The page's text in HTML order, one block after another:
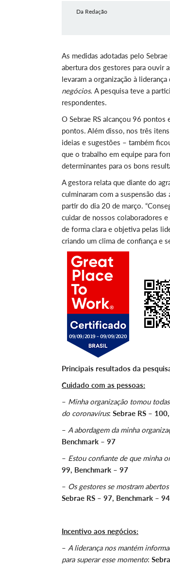
Da Redação
As medidas adotadas pelo
abertura dos gestores para ouvir
levaram a organização à liderança
negócios. A pesquisa teve a
respondentes.
O Sebrae RS alcançou 96
pontos. Além disso, nos três
ideias e sugestões – também
que o trabalho em equipe para
determinantes para os bons
A gestora relata que diante do
culminaram com a suspensão
partir do dia 20 de março.
cuidar de nossos colaboradores
de forma clara e objetiva pelas
criando um clima de confiança e
Principais resultados da
Cuidado com as pessoas:
– Minha organização tomou
do coronavírus: Sebrae RS –
– A abordagem da minha
Benchmark – 97
– Estou confiante de que minha
99, Benchmark – 97
– Os gestores se mostram
Sebrae RS – 97, Benchmark – 94
Incentivo aos negócios:
– A liderança nos mantém
para superar esse momento: